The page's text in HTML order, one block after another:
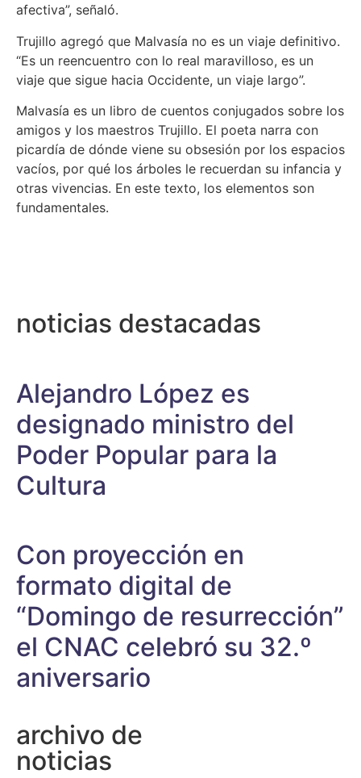
afectiva”, señaló.
Trujillo agregó que Malvasía no es un viaje definitivo.
“Es un reencuentro con lo real maravilloso, es un
viaje que sigue hacia Occidente, un viaje largo”.
Malvasía es un libro de cuentos conjugados sobre los
amigos y los maestros Trujillo. El poeta narra con
picardía de dónde viene su obsesión por los espacios
vacíos, por qué los árboles le recuerdan su infancia y
otras vivencias. En este texto, los elementos son
fundamentales.
noticias destacadas
Alejandro López es
designado ministro del
Poder Popular para la
Cultura
Con proyección en
formato digital de
“Domingo de resurrección”
el CNAC celebró su 32.º
aniversario
archivo de
noticias